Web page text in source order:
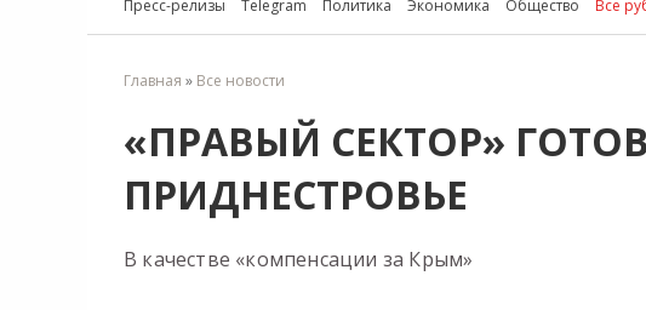
Пресс-релизы Telegram Политика Экономика Общество Все
Главная » Все новости
«ПРАВЫЙ СЕКТОР»
ПРИДНЕСТРОВЬЕ
В качестве «компенсации за Крым»